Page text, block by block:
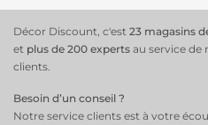
Décor Discount, c'est 23 magasins
et plus de 200 experts au service de
clients.
Besoin d’un conseil ?
Notre service clients est à votre